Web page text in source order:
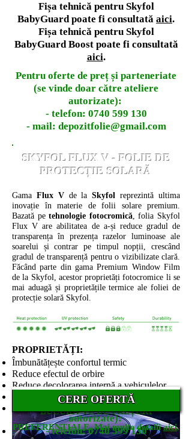
Fișa tehnică pentru Skyfol
BabyGuard poate fi consultată aici.
Fișa tehnică pentru Skyfol
BabyGuard Boost poate fi consultată
aici.
Pentru oferte de preț și parteneriate
(se vinde doar către ateliere
autorizate):
- telefon: 0740 599 130
- mail: depozitfolie@gmail.com
SKYFOL FLUX V - FOLIE DE
PROTECȚIE SOLARĂ
Gama Flux V de la Skyfolreprezintă ultima
inovație în materie de folii solare premium.
Bazată petehnologie fotocromică, folia Skyfol
Flux V are abilitatea de a-și reduce gradul de
transparența în prezența razelor luminoase ale
soarelui și contrar pe timpul nopții, crescând
gradul de transparență pentru o vizibilizate clară.
Făcând parte din gama Premium Window Film
de la Skyfol, acestor proprietăți fotocromice li se
mai aduagă și proprietățile termice ale foliei de
protecție solară Skyfol.
PROPRIETĂȚI:
Îmbunătățește confortul termic
Reduce efectul de orbire
Reduce decolorarea internă a vehiculelor
Diminuează oboseala ochilor
radio/telefonice
Blochează în proporție de 99% razele UV
Fișa tehnică pentru Skyfol Flux V
poate fi consultatăaici
Pentru oferte de preț și parteneriate
(se vinde doar către ateliere
autorizate):
- telefon:0740 599 130
DEVINO PARTENER SMARTFOL ȘI
BUCURĂ-TE DE PREȚURI
PREFERENȚIALE. Mai multe detaliiaici.
DEVINO PARTENER
CERE OFERTĂ